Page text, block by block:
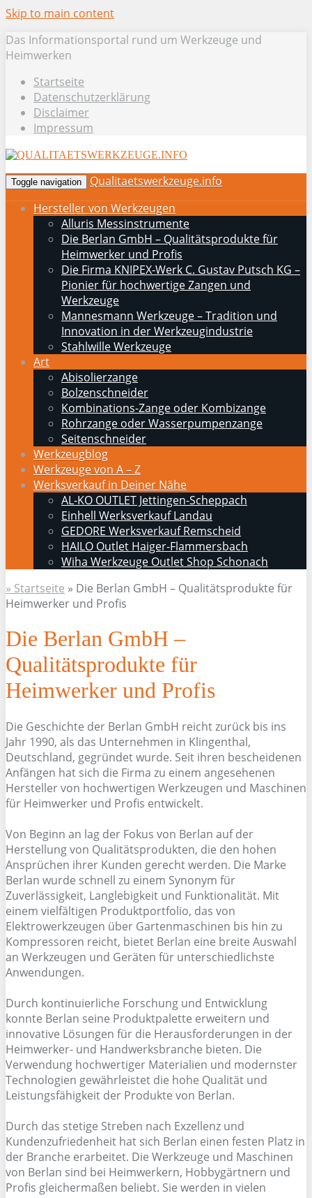
Skip to main content
Das Informationsportal rund um Werkzeuge und
Heimwerken
Startseite
Datenschutzerklärung
Disclaimer
Impressum
Toggle navigation
Qualitaetswerkzeuge.info
Hersteller von Werkzeugen
Alluris Messinstrumente
Die Berlan GmbH – Qualitätsprodukte für
Heimwerker und Profis
Die Firma KNIPEX-Werk C. Gustav Putsch KG –
Pionier für hochwertige Zangen und
Werkzeuge
Mannesmann Werkzeuge – Tradition und
Innovation in der Werkzeugindustrie
Stahlwille Werkzeuge
Art
Abisolierzange
Bolzenschneider
Kombinations-Zange oder Kombizange
Rohrzange oder Wasserpumpenzange
Seitenschneider
Werkzeugblog
Werkzeuge von A – Z
Werksverkauf in Deiner Nähe
AL-KO OUTLET Jettingen-Scheppach
Einhell Werksverkauf Landau
GEDORE Werksverkauf Remscheid
HAILO Outlet Haiger-Flammersbach
Wiha Werkzeuge Outlet Shop Schonach
» Startseite » Die Berlan GmbH – Qualitätsprodukte für
Heimwerker und Profis
Die Berlan GmbH –
Qualitätsprodukte für
Heimwerker und Profis
Die Geschichte der Berlan GmbH reicht zurück bis ins
Jahr 1990, als das Unternehmen in Klingenthal,
Deutschland, gegründet wurde. Seit ihren bescheidenen
Anfängen hat sich die Firma zu einem angesehenen
Hersteller von hochwertigen Werkzeugen und Maschinen
für Heimwerker und Profis entwickelt.
Von Beginn an lag der Fokus von Berlan auf der
Herstellung von Qualitätsprodukten, die den hohen
Ansprüchen ihrer Kunden gerecht werden. Die Marke
Berlan wurde schnell zu einem Synonym für
Zuverlässigkeit, Langlebigkeit und Funktionalität. Mit
einem vielfältigen Produktportfolio, das von
Elektrowerkzeugen über Gartenmaschinen bis hin zu
Kompressoren reicht, bietet Berlan eine breite Auswahl
an Werkzeugen und Geräten für unterschiedlichste
Anwendungen.
Durch kontinuierliche Forschung und Entwicklung
konnte Berlan seine Produktpalette erweitern und
innovative Lösungen für die Herausforderungen in der
Heimwerker- und Handwerksbranche bieten. Die
Verwendung hochwertiger Materialien und modernster
Technologien gewährleistet die hohe Qualität und
Leistungsfähigkeit der Produkte von Berlan.
Durch das stetige Streben nach Exzellenz und
Kundenzufriedenheit hat sich Berlan einen festen Platz in
der Branche erarbeitet. Die Werkzeuge und Maschinen
von Berlan sind bei Heimwerkern, Hobbygärtnern und
Profis gleichermaßen beliebt. Sie werden in vielen